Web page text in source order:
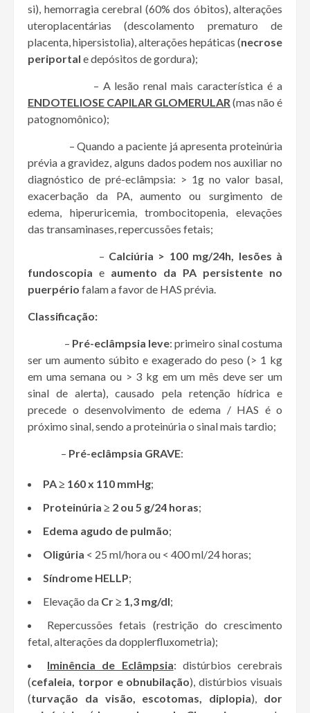
si), hemorragia cerebral (60% dos óbitos), alterações
uteroplacentárias (descolamento prematuro de
placenta, hipersistolia), alterações hepáticas (necrose
periportal e depósitos de gordura);
– A lesão renal mais característica é a
ENDOTELIOSE CAPILAR GLOMERULAR (mas não é
patognomônico);
– Quando a paciente já apresenta proteinúria
prévia a gravidez, alguns dados podem nos auxiliar no
diagnóstico de pré-eclâmpsia: > 1g no valor basal,
exacerbação da PA, aumento ou surgimento de
edema, hiperuricemia, trombocitopenia, elevações
das transaminases, repercussões fetais;
– Calciúria > 100 mg/24h, lesões à
fundoscopia e aumento da PA persistente no
puerpério falam a favor de HAS prévia.
Classificação:
– Pré-eclâmpsia leve: primeiro sinal costuma
ser um aumento súbito e exagerado do peso (> 1 kg
em uma semana ou > 3 kg em um mês deve ser um
sinal de alerta), causado pela retenção hídrica e
precede o desenvolvimento de edema / HAS é o
próximo sinal, sendo a proteinúria o sinal mais tardio;
– Pré-eclâmpsia GRAVE:
PA ≥ 160 x 110 mmHg;
Proteinúria ≥ 2 ou 5 g/24 horas;
Edema agudo de pulmão;
Oligúria < 25 ml/hora ou < 400 ml/24 horas;
Síndrome HELLP;
Elevação da Cr ≥ 1,3 mg/dl;
Repercussões fetais (restrição do crescimento
fetal, alterações da dopplerfluxometria);
Iminência de Eclâmpsia: distúrbios cerebrais
(cefaleia, torpor e obnubilação), distúrbios visuais
(turvação da visão, escotomas, diplopia), dor